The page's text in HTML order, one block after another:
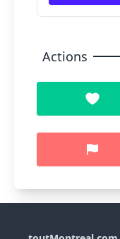
Actions